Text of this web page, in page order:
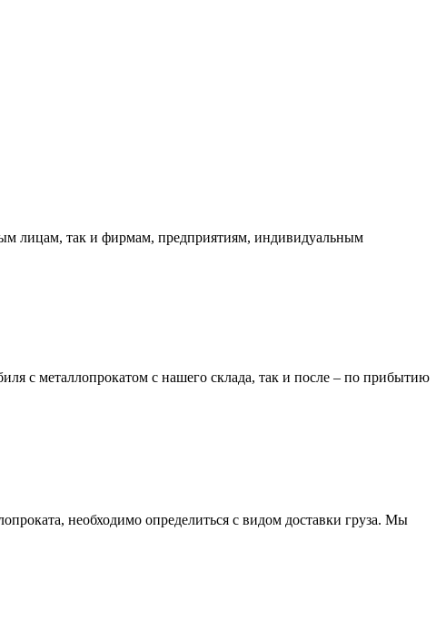
лицам, так и фирмам, предприятиям, индивидуальным
с металлопрокатом с нашего склада, так и после – по прибытию
необходимо определиться с видом доставки груза. Мы